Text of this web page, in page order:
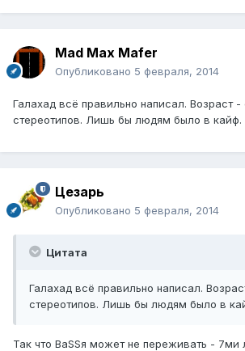
Mad Max Mafer
Опубликовано 5 февраля, 2014
Галахад всё правильно написал. Возраст -
стереотипов. Лишь бы людям было в кайф.
Цезарь
Опубликовано 5 февраля, 2014
Цитата
Галахад всё правильно написал.
стереотипов. Лишь бы людям было в
Так что ВаSSя может не переживать - 7ми